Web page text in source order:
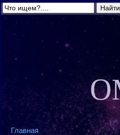
Главная